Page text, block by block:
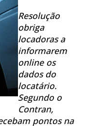
Resolução
obriga
locadoras a
informarem
online os
dados do
locatário.
Segundo o
Contran,
pontos na